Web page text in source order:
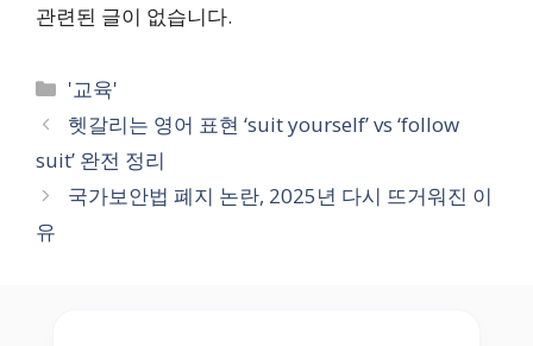
관련된 글이 없습니다.
Categories
'교육'
헷갈리는 영어 표현 ‘suit yourself’ vs ‘follow
suit’ 완전 정리
국가보안법 폐지 논란, 2025년 다시 뜨거워진 이
유